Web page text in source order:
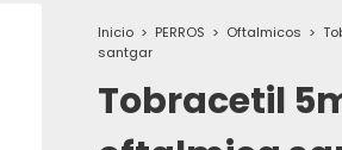
Inicio > PERROS > Oftalmicos >
santgar
Tobracetil